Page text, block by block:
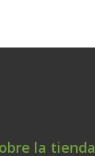
la tienda